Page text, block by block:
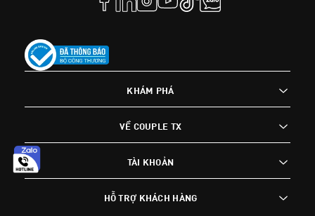
KHÁM PHÁ
VỀ COUPLE TX
TÀI KHOẢN
HỖ TRỢ KHÁCH HÀNG